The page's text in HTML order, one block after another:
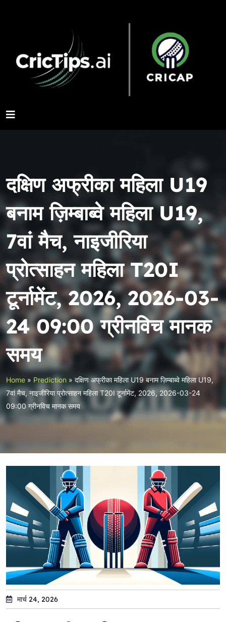
दक्षिण अफ्रीका महिला U19
बनाम ज़िम्बाब्वे महिला U19,
7वां मैच, नाइजीरिया
प्रोत्साहन महिला T20I
टूर्नामेंट, 2026, 2026-03-
24 09:00 ग्रीनविच मानक
समय
Home »Prediction »दक्षिण अफ्रीका महिला U19 बनाम ज़िम्बाब्वे महिला U19,
7वां मैच, नाइजीरिया प्रोत्साहन महिला T20I टूर्नामेंट, 2026, 2026-03-24
09:00 ग्रीनविच मानक समय
मार्च 24, 2026